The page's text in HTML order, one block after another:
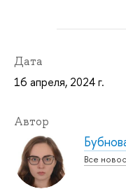
Дата
16 апреля, 2024 г.
Автор
Все